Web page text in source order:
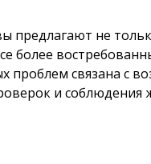
предлагают не
более
связана с
и соблюдения